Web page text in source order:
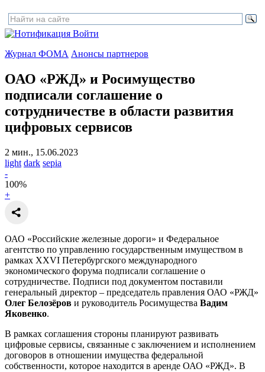
Войти
Журнал ФОМА Анонсы партнеров
ОАО «РЖД» и Росимущество
подписали соглашение о
сотрудничестве в области развития
цифровых сервисов
2 мин., 15.06.2023
light dark sepia
-
100%
+
ОАО «Российские железные дороги» и Федеральное
агентство по управлению государственным имуществом в
рамках XXVI Петербургского международного
экономического форума подписали соглашение о
сотрудничестве. Подписи под документом поставили
генеральный директор – председатель правления ОАО «РЖД»
Олег Белозёров и руководитель Росимущества Вадим
Яковенко.
В рамках соглашения стороны планируют развивать
цифровые сервисы, связанные с заключением и исполнением
договоров в отношении имущества федеральной
собственности, которое находится в аренде ОАО «РЖД». В